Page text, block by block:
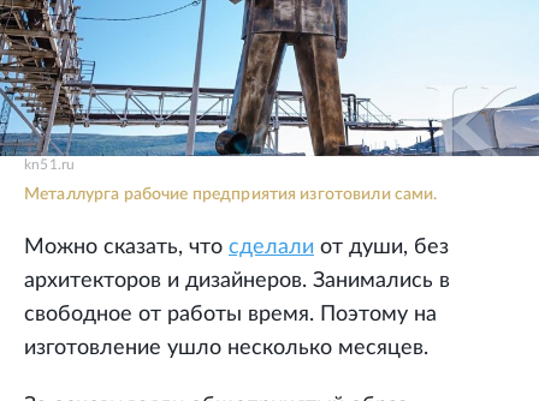
kn51.ru
Металлурга рабочие предприятия изготовили сами.
Можно сказать, что сделали от души, без
архитекторов и дизайнеров. Занимались в
свободное от работы время. Поэтому на
изготовление ушло несколько месяцев.